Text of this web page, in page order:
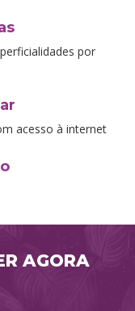
por
acesso à internet
AGORA